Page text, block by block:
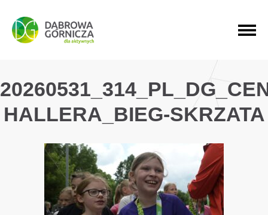
PRZEJDŹ DO MENU GŁÓWNEGO
PRZEJDŹ DO WYSZUKIWARKI
PRZEJDŹ DO TREŚCI
HALLERA_BIEG-SKRZATA